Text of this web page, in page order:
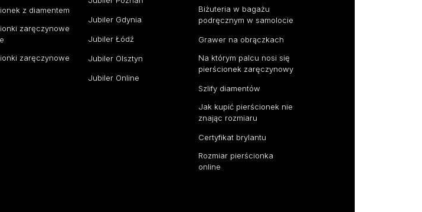
z diamentem
zaręczynowe
zaręczynowe
Jubiler Gdynia
Jubiler Łódź
Jubiler Olsztyn
Jubiler Online
Biżuteria w bagażu
podręcznym w samolocie
Grawer na obrączkach
Na którym palcu nosi się
pierścionek zaręczynowy
Szlify diamentów
Jak kupić pierścionek nie
znając rozmiaru
Certyfikat brylantu
Rozmiar pierścionka
online